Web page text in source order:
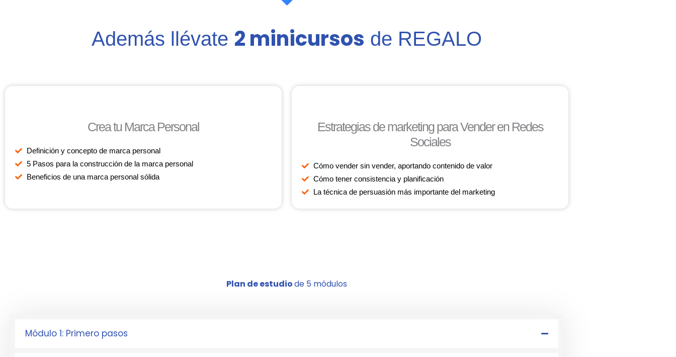
Además llévate 2 minicursos de REGALO
Crea tu Marca Personal
Definición y concepto de marca personal
5 Pasos para la construcción de la marca personal
Beneficios de una marca personal sólida
Estrategias de marketing para Vender en Redes
Sociales
Cómo vender sin vender, aportando contenido de valor
Cómo tener consistencia y planificación
La técnica de persuasión más importante del marketing
Plan de estudiode 5 módulos
Módulo 1: Primero pasos